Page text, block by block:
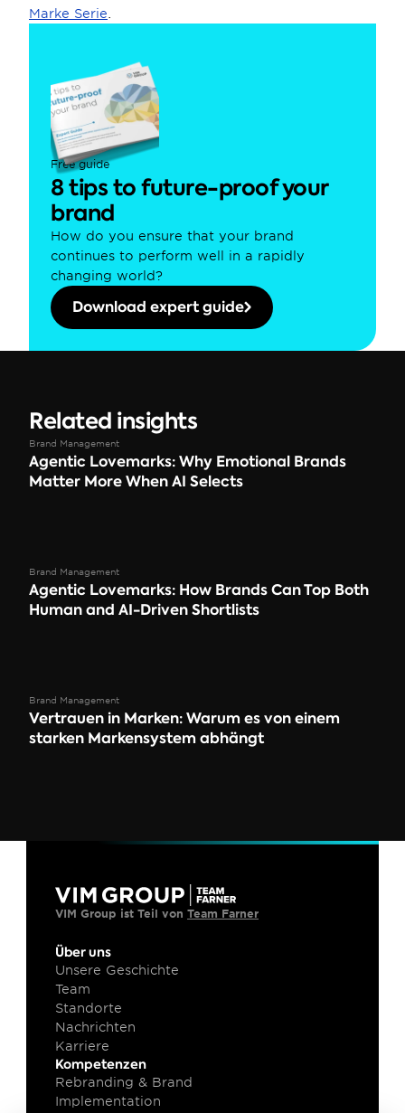
Marke Serie
Free guide
8 tips to future-proof your
brand
How do you ensure that your brand
continues to perform well in a rapidly
changing world?
Download expert guide
Related insights
Brand Management
Agentic Lovemarks: Why Emotional Brands
Matter More When AI Selects
Brand Management
Agentic Lovemarks: How Brands Can Top Both
Human and AI-Driven Shortlists
Brand Management
Vertrauen in Marken: Warum es von einem
starken Markensystem abhängt
VIM Group ist Teil von Team Farner
Über uns
Unsere Geschichte
Team
Standorte
Nachrichten
Karriere
Kompetenzen
Rebranding & Brand
Implementation